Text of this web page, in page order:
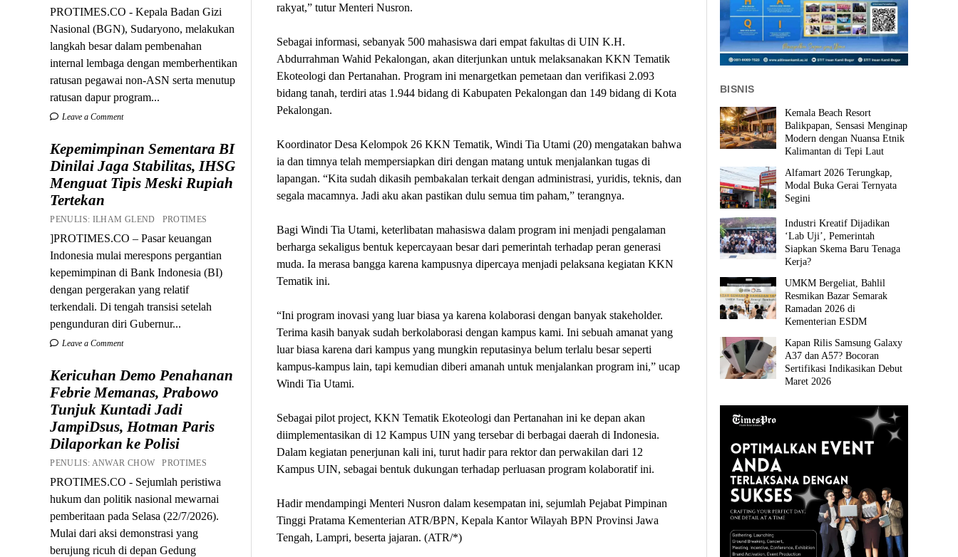
PROTIMES.CO - Kepala Badan Gizi
Nasional (BGN), Sudaryono, melakukan
langkah besar dalam pembenahan
internal lembaga dengan memberhentikan
ratusan pegawai non-ASN serta menutup
ratusan dapur program...
Leave a Comment
Kepemimpinan Sementara BI
Dinilai Jaga Stabilitas, IHSG
Menguat Tipis Meski Rupiah
Tertekan
PENULIS: ILHAM GLEND PROTIMES
]PROTIMES.CO – Pasar keuangan
Indonesia mulai merespons pergantian
kepemimpinan di Bank Indonesia (BI)
dengan pergerakan yang relatif
terkendali. Di tengah transisi setelah
pengunduran diri Gubernur...
Leave a Comment
Kericuhan Demo Penahanan
Febrie Memanas, Prabowo
Tunjuk Kuntadi Jadi
JampiDsus, Hotman Paris
Dilaporkan ke Polisi
PENULIS: ANWAR CHOW PROTIMES
PROTIMES.CO - Sejumlah peristiwa
hukum dan politik nasional mewarnai
pemberitaan pada Selasa (22/7/2026).
Mulai dari aksi demonstrasi yang
berujung ricuh di depan Gedung
rakyat,” tutur Menteri Nusron.
Sebagai informasi, sebanyak 500 mahasiswa dari empat fakultas di UIN K.H.
Abdurrahman Wahid Pekalongan, akan diterjunkan untuk melaksanakan KKN Tematik
Ekoteologi dan Pertanahan. Program ini menargetkan pemetaan dan verifikasi 2.093
bidang tanah, terdiri atas 1.944 bidang di Kabupaten Pekalongan dan 149 bidang di Kota
Pekalongan.
Koordinator Desa Kelompok 26 KKN Tematik, Windi Tia Utami (20) mengatakan bahwa
ia dan timnya telah mempersiapkan diri dengan matang untuk menjalankan tugas di
lapangan. “Kita sudah dikasih pembakalan terkait dengan administrasi, yuridis, teknis, dan
segala macamnya. Jadi aku akan pastikan dulu semua tim paham,” terangnya.
Bagi Windi Tia Utami, keterlibatan mahasiswa dalam program ini menjadi pengalaman
berharga sekaligus bentuk kepercayaan besar dari pemerintah terhadap peran generasi
muda. Ia merasa bangga karena kampusnya dipercaya menjadi pelaksana kegiatan KKN
Tematik ini.
“Ini program inovasi yang luar biasa ya karena kolaborasi dengan banyak stakeholder.
Terima kasih banyak sudah berkolaborasi dengan kampus kami. Ini sebuah amanat yang
luar biasa karena dari kampus yang mungkin reputasinya belum terlalu besar seperti
kampus-kampus lain, tapi kemudian diberi amanah untuk menjalankan program ini,” ucap
Windi Tia Utami.
Sebagai pilot project, KKN Tematik Ekoteologi dan Pertanahan ini ke depan akan
diimplementasikan di 12 Kampus UIN yang tersebar di berbagai daerah di Indonesia.
Dalam kegiatan penerjunan kali ini, turut hadir para rektor dan perwakilan dari 12
Kampus UIN, sebagai bentuk dukungan terhadap perluasan program kolaboratif ini.
Hadir mendampingi Menteri Nusron dalam kesempatan ini, sejumlah Pejabat Pimpinan
Tinggi Pratama Kementerian ATR/BPN, Kepala Kantor Wilayah BPN Provinsi Jawa
Tengah, Lampri, beserta jajaran. (ATR/*)
BISNIS
Kemala Beach Resort
Balikpapan, Sensasi Menginap
Modern dengan Nuansa Etnik
Kalimantan di Tepi Laut
Alfamart 2026 Terungkap,
Modal Buka Gerai Ternyata
Segini
Industri Kreatif Dijadikan
‘Lab Uji’, Pemerintah
Siapkan Skema Baru Tenaga
Kerja?
UMKM Bergeliat, Bahlil
Resmikan Bazar Semarak
Ramadan 2026 di
Kementerian ESDM
Kapan Rilis Samsung Galaxy
A37 dan A57? Bocoran
Sertifikasi Indikasikan Debut
Maret 2026